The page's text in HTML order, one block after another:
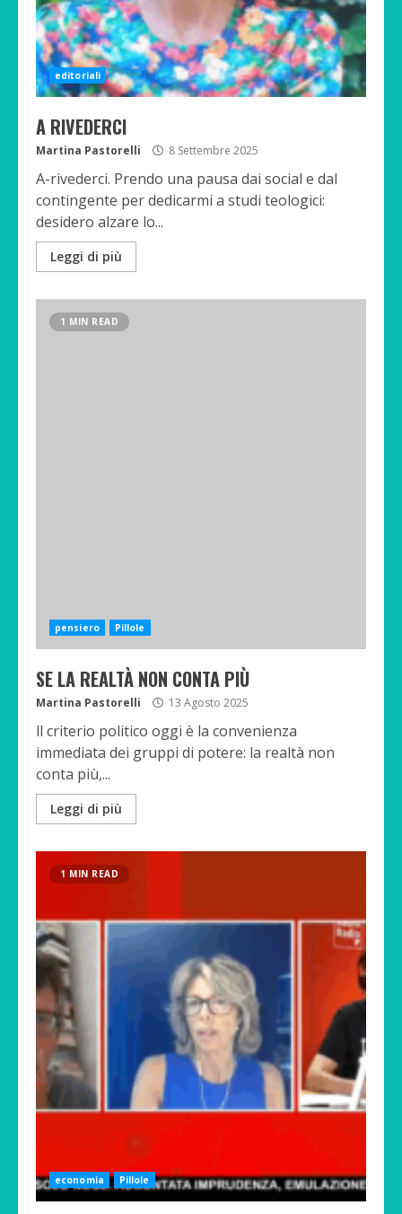
editoriali
A RIVEDERCI
Martina Pastorelli 8 Settembre 2025
A-rivederci. Prendo una pausa dai social e dal
contingente per dedicarmi a studi teologici:
desidero alzare lo...
Leggi di più
1 MIN READ
pensiero Pillole
SE LA REALTÀ NON CONTA PIÙ
Martina Pastorelli 13 Agosto 2025
ll criterio politico oggi è la convenienza
immediata dei gruppi di potere: la realtà non
conta più,...
Leggi di più
1 MIN READ
economia Pillole